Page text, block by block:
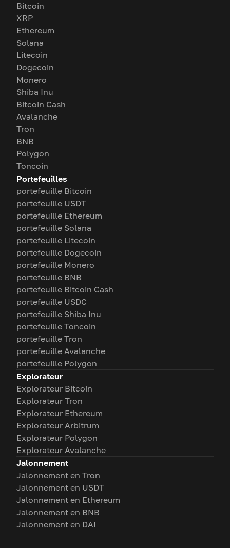
Bitcoin
XRP
Ethereum
Solana
Litecoin
Dogecoin
Monero
Shiba Inu
Bitcoin Cash
Avalanche
Tron
BNB
Polygon
Toncoin
Portefeuilles
portefeuille Bitcoin
portefeuille USDT
portefeuille Ethereum
portefeuille Solana
portefeuille Litecoin
portefeuille Dogecoin
portefeuille Monero
portefeuille BNB
portefeuille Bitcoin Cash
portefeuille USDC
portefeuille Shiba Inu
portefeuille Toncoin
portefeuille Tron
portefeuille Avalanche
portefeuille Polygon
Explorateur
Explorateur Bitcoin
Explorateur Tron
Explorateur Ethereum
Explorateur Arbitrum
Explorateur Polygon
Explorateur Avalanche
Jalonnement
Jalonnement en Tron
Jalonnement en USDT
Jalonnement en Ethereum
Jalonnement en BNB
Jalonnement en DAI